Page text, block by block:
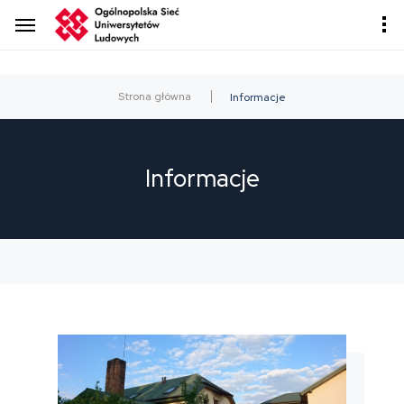
Strona główna Informacje
Informacje